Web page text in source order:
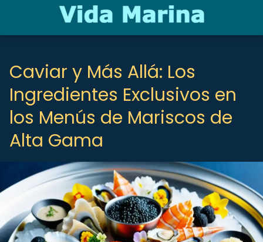
Caviar y Más Allá: Los
Ingredientes Exclusivos en
los Menús de Mariscos de
Alta Gama